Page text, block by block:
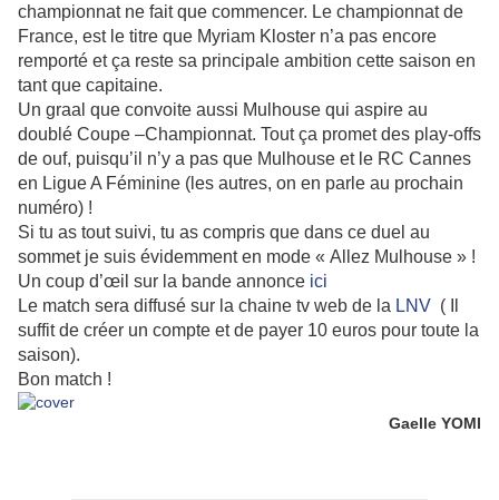
championnat ne fait que commencer. Le championnat de
France, est le titre que Myriam Kloster n’a pas encore
remporté et ça reste sa principale ambition cette saison en
tant que capitaine.
Un graal que convoite aussi Mulhouse qui aspire au
doublé Coupe –Championnat. Tout ça promet des play-offs
de ouf, puisqu’il n’y a pas que Mulhouse et le RC Cannes
en Ligue A Féminine (les autres, on en parle au prochain
numéro) !
Si tu as tout suivi, tu as compris que dans ce duel au
sommet je suis évidemment en mode « Allez Mulhouse » !
Un coup d’œil sur la bande annonce ici
Le match sera diffusé sur la chaine tv web de la LNV ( Il
suffit de créer un compte et de payer 10 euros pour toute la
saison).
Bon match !
Gaelle YOMI